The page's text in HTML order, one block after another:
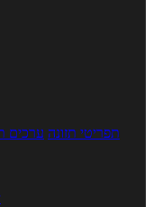
תפריטי תזונה ערכים